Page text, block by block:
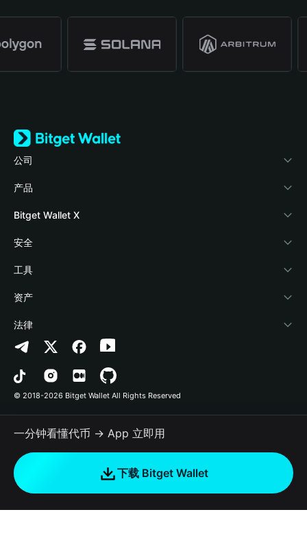
公司
关于 Bitget Wallet
博客
学院
加密资讯
帮助中心
联系我们
品牌资源
工作机会
产品
加密卡
稳定币理财
Payfi Crypto
Crypto Swap API
山寨季指数
预测市场
DApp
RWA
如何购买加密货币
Bitget Wallet X
开发者文档
接入钱包
Bitget Wallet Pay
合作上架
安全
风险保障基金
安全防护技术
工具
快捷买币
授权检测
合约检测
批量转账
资产
Arbitrum
Avalanche
Bitcoin
Polygon
法律
隐私协议
用户使用协议
© 2018-2026 Bitget Wallet All Rights Reserved
一分钟看懂代币 → App 立即用
下载 Bitget Wallet